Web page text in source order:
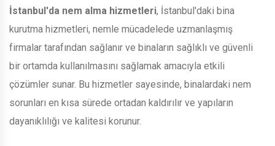
İstanbul'da nem alma hizmetleri, İstanbul'daki bina
kurutma hizmetleri, nemle mücadelede uzmanlaşmış
firmalar tarafından sağlanır ve binaların sağlıklı ve güvenli
bir ortamda kullanılmasını sağlamak amacıyla etkili
çözümler sunar. Bu hizmetler sayesinde, binalardaki nem
sorunları en kısa sürede ortadan kaldırılır ve yapıların
dayanıklılığı ve kalitesi korunur.